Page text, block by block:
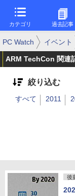
カテゴリ 過去記事
PC Watch イベント
ARM TechCon 関連
絞り込む
すべて 2011
後